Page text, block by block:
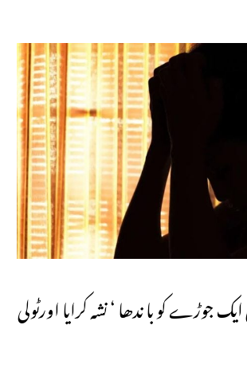
جوڑے کو با ندھا ‘ نشہ کرایا اورٹولی